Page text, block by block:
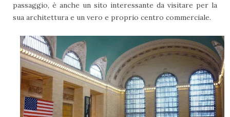
passaggio, è anche un sito interessante da visitare per la
sua architettura e un vero e proprio centro commerciale.